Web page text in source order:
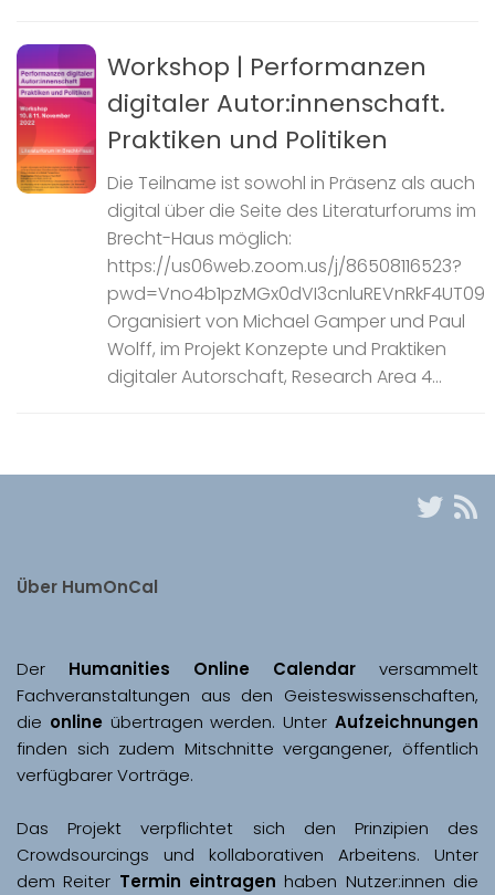
Workshop | Performanzen
digitaler Autor:innenschaft.
Praktiken und Politiken
Die Teilname ist sowohl in Präsenz als auch
digital über die Seite des Literaturforums im
Brecht-Haus möglich:
https://us06web.zoom.us/j/86508116523?
pwd=Vno4b1pzMGx0dVI3cnluREVnRkF4UT09
Organisiert von Michael Gamper und Paul
Wolff, im Projekt Konzepte und Praktiken
digitaler Autorschaft, Research Area 4...
Über HumOnCal
Der Humanities Online Calendar versammelt
Fachveranstaltungen aus den Geisteswissenschaften,
die online übertragen werden. Unter Aufzeichnungen
finden sich zudem Mitschnitte vergangener, öffentlich
Das Projekt verpflichtet sich den Prinzipien des
Crowdsourcings und kollaborativen Arbeitens. Unter
dem Reiter Termin eintragen haben Nutzer:innen die